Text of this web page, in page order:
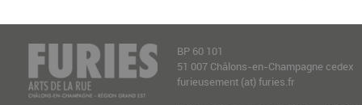
BP 60 101
51 007 Châlons-en-Champagne cedex
furieusement (at) furies.fr